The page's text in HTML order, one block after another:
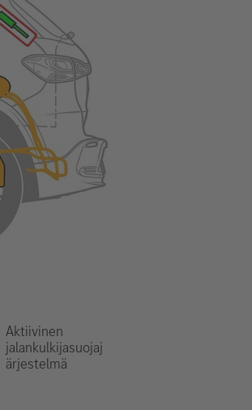
Aktiivinen
jalankulkijasuojaj
ärjestelmä